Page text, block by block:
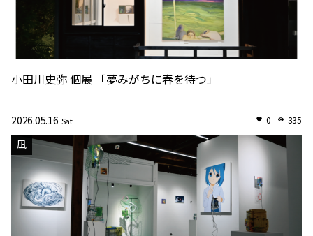
小田川史弥 個展 「夢みがちに春を待つ」
2026.05.16 Sat 0 335
凪